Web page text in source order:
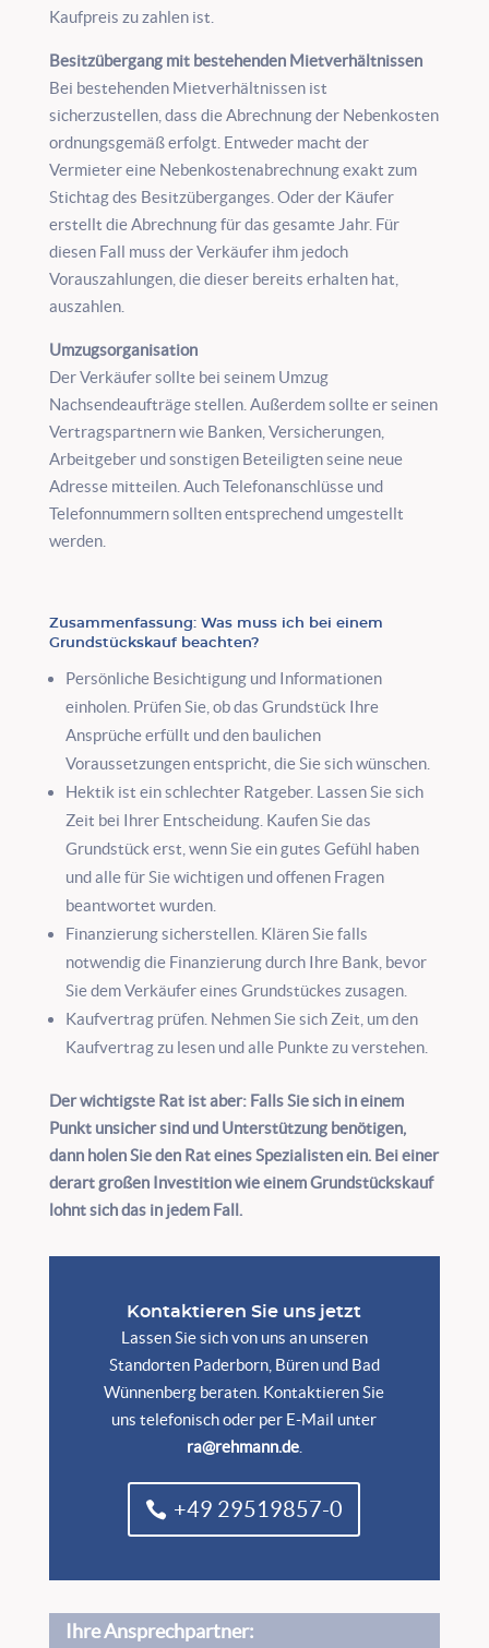
Kaufpreis zu zahlen ist.
Besitzübergang mit bestehenden Mietverhältnissen
Bei bestehenden Mietverhältnissen ist
sicherzustellen, dass die Abrechnung der Nebenkosten
ordnungsgemäß erfolgt. Entweder macht der
Vermieter eine Nebenkostenabrechnung exakt zum
Stichtag des Besitzüberganges. Oder der Käufer
erstellt die Abrechnung für das gesamte Jahr. Für
diesen Fall muss der Verkäufer ihm jedoch
Vorauszahlungen, die dieser bereits erhalten hat,
auszahlen.
Umzugsorganisation
Der Verkäufer sollte bei seinem Umzug
Nachsendeaufträge stellen. Außerdem sollte er seinen
Vertragspartnern wie Banken, Versicherungen,
Arbeitgeber und sonstigen Beteiligten seine neue
Adresse mitteilen. Auch Telefonanschlüsse und
Telefonnummern sollten entsprechend umgestellt
werden.
Zusammenfassung: Was muss ich bei einem
Grundstückskauf beachten?
Persönliche Besichtigung und Informationen
einholen. Prüfen Sie, ob das Grundstück Ihre
Ansprüche erfüllt und den baulichen
Voraussetzungen entspricht, die Sie sich wünschen.
Hektik ist ein schlechter Ratgeber. Lassen Sie sich
Zeit bei Ihrer Entscheidung. Kaufen Sie das
Grundstück erst, wenn Sie ein gutes Gefühl haben
und alle für Sie wichtigen und offenen Fragen
beantwortet wurden.
Finanzierung sicherstellen. Klären Sie falls
notwendig die Finanzierung durch Ihre Bank, bevor
Sie dem Verkäufer eines Grundstückes zusagen.
Kaufvertrag prüfen. Nehmen Sie sich Zeit, um den
Kaufvertrag zu lesen und alle Punkte zu verstehen.
Der wichtigste Rat ist aber: Falls Sie sich in einem
Punkt unsicher sind und Unterstützung benötigen,
dann holen Sie den Rat eines Spezialisten ein. Bei einer
derart großen Investition wie einem Grundstückskauf
lohnt sich das in jedem Fall.
Kontaktieren Sie uns jetzt
Lassen Sie sich von uns an unseren
Standorten Paderborn, Büren und Bad
Wünnenberg beraten. Kontaktieren Sie
uns telefonisch oder per E-Mail unter
ra@rehmann.de.
+49 29519857-0
Ihre Ansprechpartner: